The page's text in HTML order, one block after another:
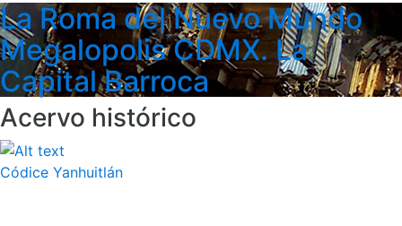
La Roma del Nuevo Mundo
Megalopolis CDMX. La
Capital Barroca
Acervo histórico
Códice Yanhuitlán